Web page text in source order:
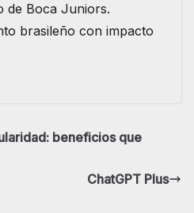
de Boca Juniors.
brasileño con impacto
beneficios que
ChatGPT Plus